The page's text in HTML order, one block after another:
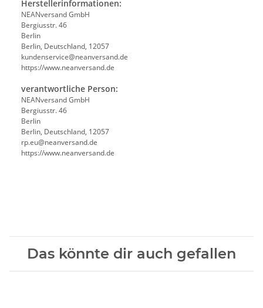
Herstellerinformationen:
NEANversand GmbH
Bergiusstr. 46
Berlin
Berlin, Deutschland, 12057
ed.dnasrevnaen@ecivresnednuk
https://www.neanversand.de
verantwortliche Person:
NEANversand GmbH
Bergiusstr. 46
Berlin
Berlin, Deutschland, 12057
ed.dnasrevnaen@ue.pr
https://www.neanversand.de
Das könnte dir auch gefallen